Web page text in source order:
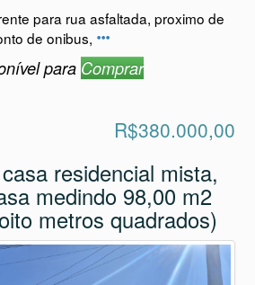
para rua asfaltada, proximo de
de onibus,
para Comprar
R$380.000,00
residencial mista,
medindo 98,00 m2
metros quadrados)